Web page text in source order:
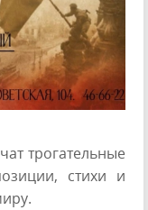
трогательные
стихи и